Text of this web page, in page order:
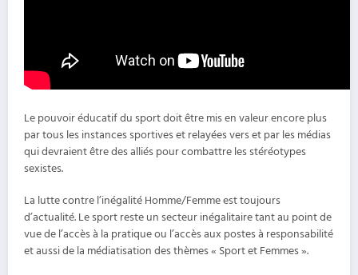
Le pouvoir éducatif du sport doit être mis en valeur encore plus
par tous les instances sportives et relayées vers et par les médias
qui devraient être des alliés pour combattre les stéréotypes
sexistes.
La lutte contre l’inégalité Homme/Femme est toujours
d’actualité. Le sport reste un secteur inégalitaire tant au point de
vue de l’accès à la pratique ou l’accès aux postes à responsabilité
et aussi de la médiatisation des thèmes « Sport et Femmes ».